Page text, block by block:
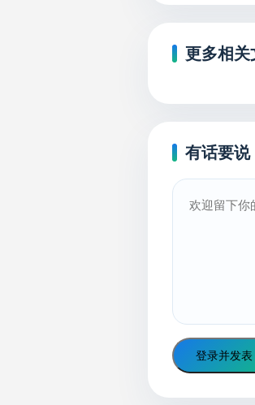
更多相关
有话要说
登录并发表